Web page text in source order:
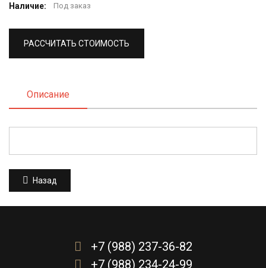
Наличие: Под заказ
РАССЧИТАТЬ СТОИМОСТЬ
Описание
Назад
+7 (988) 237-36-82
+7 (988) 234-24-99